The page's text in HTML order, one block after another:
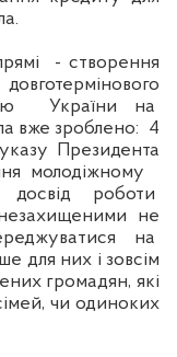
- створення
України на
вже зроблено: 4
Президента
молодіжному
роботи
не
на
для них і зовсім
громадян, які
чи одиноких